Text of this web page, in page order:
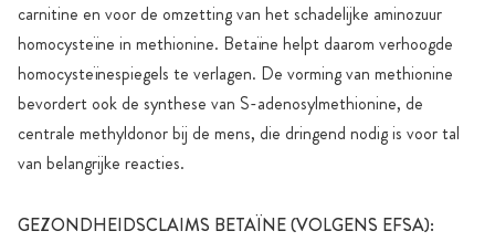
carnitine en voor de omzetting van het schadelijke aminozuur
homocysteïne in methionine. Betaïne helpt daarom verhoogde
homocysteïnespiegels te verlagen. De vorming van methionine
bevordert ook de synthese van S-adenosylmethionine, de
centrale methyldonor bij de mens, die dringend nodig is voor tal
van belangrijke reacties.
GEZONDHEIDSCLAIMS BETAÏNE (VOLGENS EFSA):